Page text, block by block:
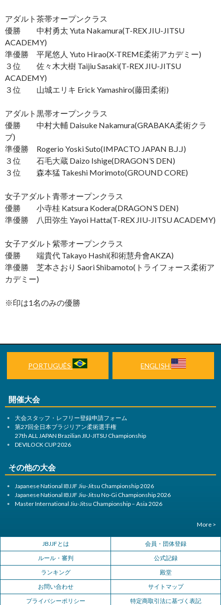
アダルト茶帯オープンクラス
優勝 中村勇太 Yuta Nakamura(T-REX JIU-JITSU
ACADEMY)
準優勝 平尾悠人 Yuto Hirao(X-TREME柔術アカデミー)
３位 佐々木大樹 Taijiu Sasaki(T-REX JIU-JITSU
ACADEMY)
３位 山城エリキ Erick Yamashiro(藤田柔術)
アダルト黒帯オープンクラス
優勝 中村大輔 Daisuke Nakamura(GRABAKA柔術クラ
ブ)
準優勝 Rogerio Yoski Suto(IMPACTO JAPAN B.J.J)
３位 石毛大蔵 Daizo Ishige(DRAGON’S DEN)
３位 森本猛 Takeshi Morimoto(GROUND CORE)
女子アダルト青帯オープンクラス
優勝 小寺桂 Katsura Kodera(DRAGON’S DEN)
準優勝 八田弥生 Yayoi Hatta(T-REX JIU-JITSU ACADEMY)
女子アダルト紫帯オープンクラス
優勝 端貴代 Takayo Hashi(和術慧舟會AKZA)
準優勝 芝本さおり Saori Shibamoto(トライフォース柔術ア
カデミー)
※印は1名のみの優勝
PORTUGUÊS ENGLISH
開催大会
大会スタッフ・レフリー登録申請フォーム
第27回全日本ブラジリアン柔術選手権
27th ALL JAPAN Brazilian JIU-JITSU Championship
DEVILOCK CUP 2026
その他の大会
Japanese National IBJJF Jiu-Jitsu Championship 2026
Japanese National IBJJF Jiu-Jitsu No-Gi Championship 2026
Master International Jiu-Jitsu Championship – Asia 2026
More >
JBJJFとは
会員・団体登録
ルール・審判
公式記録
ランキング
殿堂
お問い合わせ
サイトマップ
プライバシーポリシー
特定商取引法に基づく表記